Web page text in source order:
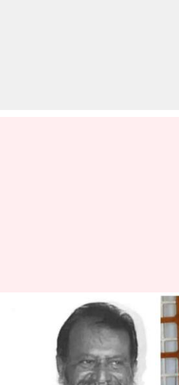
இணையத்தில்
பரவும்
உறுதி
தற்போதைய